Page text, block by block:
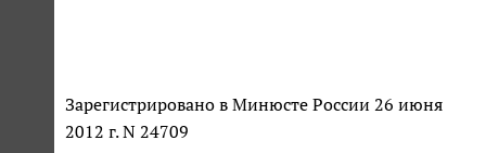
Зарегистрировано в Минюсте России 26 июня
2012 г. N 24709